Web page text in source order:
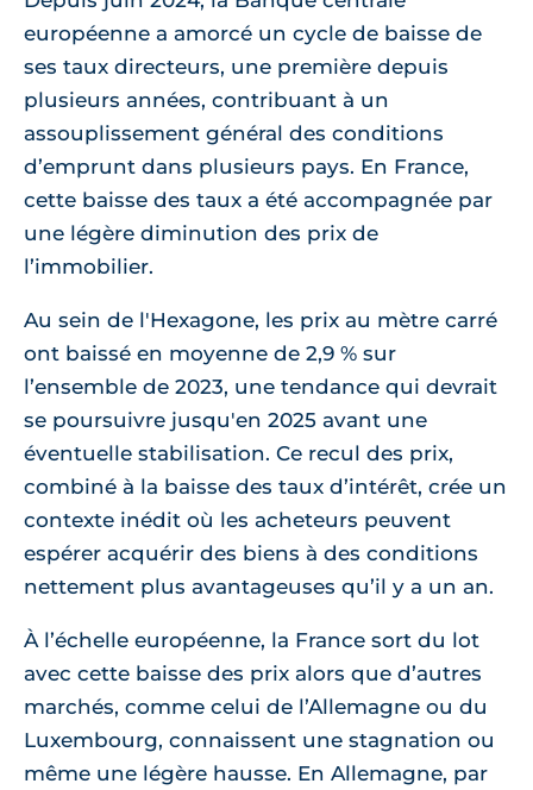
européenne a amorcé un cycle de baisse de
ses taux directeurs, une première depuis
plusieurs années, contribuant à un
assouplissement général des conditions
d’emprunt dans plusieurs pays. En France,
cette baisse des taux a été accompagnée par
une légère diminution des prix de
l’immobilier.
Au sein de l'Hexagone, les prix au mètre carré
ont baissé en moyenne de 2,9 % sur
l’ensemble de 2023, une tendance qui devrait
se poursuivre jusqu'en 2025 avant une
éventuelle stabilisation. Ce recul des prix,
combiné à la baisse des taux d’intérêt, crée un
contexte inédit où les acheteurs peuvent
espérer acquérir des biens à des conditions
nettement plus avantageuses qu’il y a un an.
À l’échelle européenne, la France sort du lot
avec cette baisse des prix alors que d’autres
marchés, comme celui de l’Allemagne ou du
Luxembourg, connaissent une stagnation ou
même une légère hausse. En Allemagne, par